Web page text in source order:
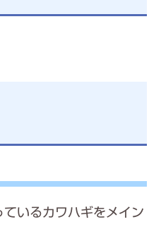
いるカワハギをメイン